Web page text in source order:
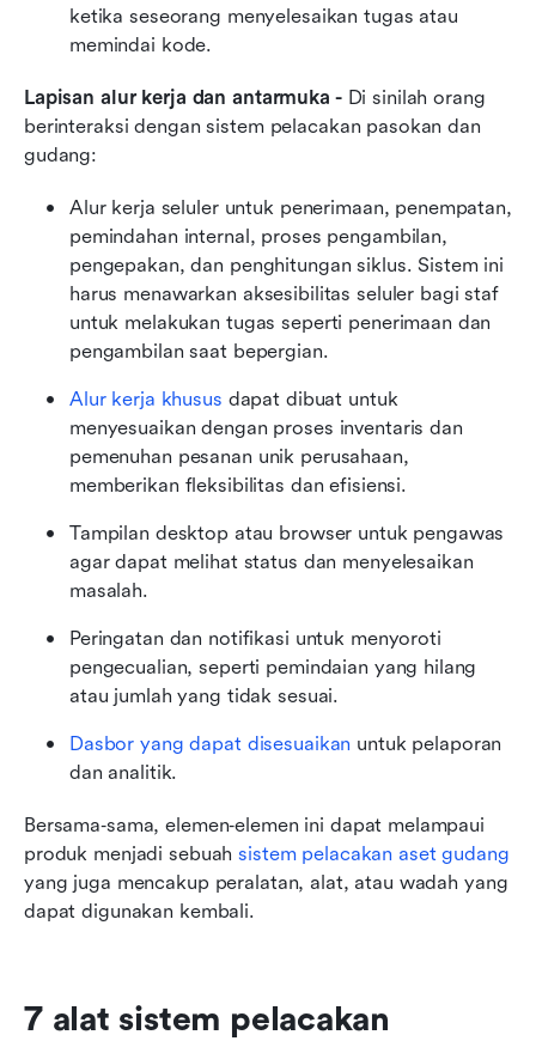
ketika seseorang menyelesaikan tugas atau
memindai kode.
Lapisan alur kerja dan antarmuka - Di sinilah orang
berinteraksi dengan sistem pelacakan pasokan dan
gudang:
Alur kerja seluler untuk penerimaan, penempatan,
pemindahan internal, proses pengambilan,
pengepakan, dan penghitungan siklus. Sistem ini
harus menawarkan aksesibilitas seluler bagi staf
untuk melakukan tugas seperti penerimaan dan
pengambilan saat bepergian.
Alur kerja khusus dapat dibuat untuk
menyesuaikan dengan proses inventaris dan
pemenuhan pesanan unik perusahaan,
memberikan fleksibilitas dan efisiensi.
Tampilan desktop atau browser untuk pengawas
agar dapat melihat status dan menyelesaikan
masalah.
Peringatan dan notifikasi untuk menyoroti
pengecualian, seperti pemindaian yang hilang
atau jumlah yang tidak sesuai.
Dasbor yang dapat disesuaikan untuk pelaporan
dan analitik.
Bersama‑sama, elemen‑elemen ini dapat melampaui
produk menjadi sebuah sistem pelacakan aset gudang
yang juga mencakup peralatan, alat, atau wadah yang
dapat digunakan kembali.
7 alat sistem pelacakan